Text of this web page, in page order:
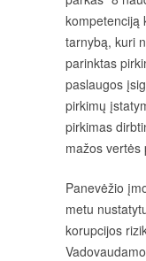
kompetenciją
tarnybą, kuri
parinktas
paslaugos
pirkimų
pirkimas
mažos vertės
Panevėžio
metu
korupcijos